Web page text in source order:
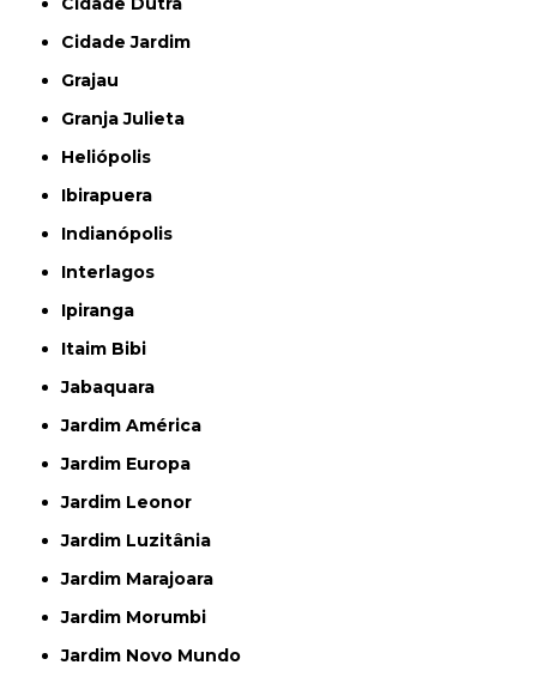
Cidade Jardim
Grajau
Granja Julieta
Heliópolis
Ibirapuera
Indianópolis
Interlagos
Ipiranga
Itaim Bibi
Jabaquara
Jardim América
Jardim Europa
Jardim Leonor
Jardim Luzitânia
Jardim Marajoara
Jardim Morumbi
Jardim Novo Mundo